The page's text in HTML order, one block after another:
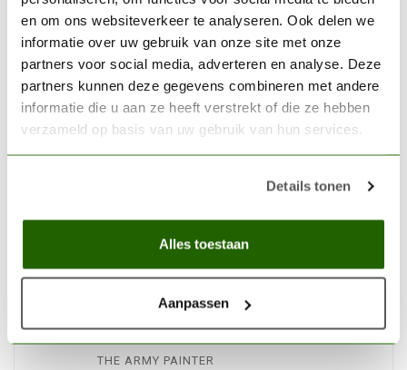
en om ons websiteverkeer te analyseren. Ook delen we
informatie over uw gebruik van onze site met onze
partners voor social media, adverteren en analyse. Deze
partners kunnen deze gegevens combineren met andere
informatie die u aan ze heeft verstrekt of die ze hebben
verzameld op basis van uw gebruik van hun services.
Details tonen
Alles toestaan
Aanpassen
THE ARMY PAINTER
The Army Painter Army
Green Warpaints Fanatic
Acrylic Paint - 18ml -
WP3068
€3,29
The Army Painter Glowing
Inferno Warpaints Fanatic
Acrylic Paint - 18ml -
WP3101
Op voorraad
THE ARMY PAINTER